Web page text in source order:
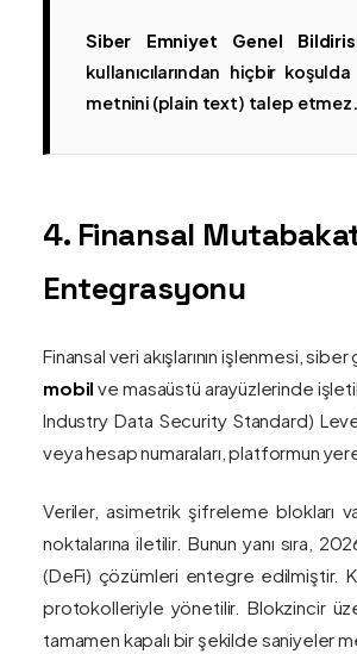
Siber Emniyet Genel
kullanıcılarından hiçbir
metnini (plain text) talep etmez.
4. Finansal
Entegrasyonu
Finansal veri akışlarının işlenmesi,
mobil ve masaüstü arayüzlerinde
Industry Data Security Standard)
veya hesap numaraları, platformun
Veriler, asimetrik şifreleme blokları
noktalarına iletilir. Bunun yanı sıra,
(DeFi) çözümleri entegre edilmiştir.
protokolleriyle yönetilir. Blokzincir
tamamen kapalı bir şekilde saniyeler